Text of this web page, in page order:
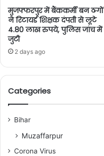
मुजफ्फरपुर में बैंककर्मी बन ठगों
ने रिटायर्ड शिक्षक दंपती से लूटे
4.80 लाख रुपये, पुलिस जांच में
जुटी
2 days ago
Categories
Bihar
Muzaffarpur
Corona Virus